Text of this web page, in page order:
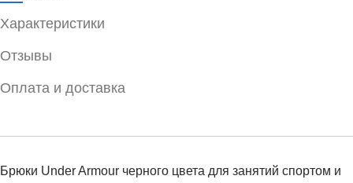
Характеристики
Отзывы
Оплата и доставка
Брюки Under Armour черного цвета для занятий спортом и